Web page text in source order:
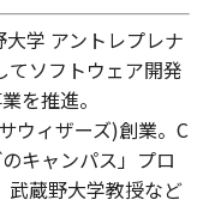
学 アントレプレナ
てソフトウェア開発
を推進。
ウィザーズ)創業。C
キャンパス」プロ
武蔵野大学教授など